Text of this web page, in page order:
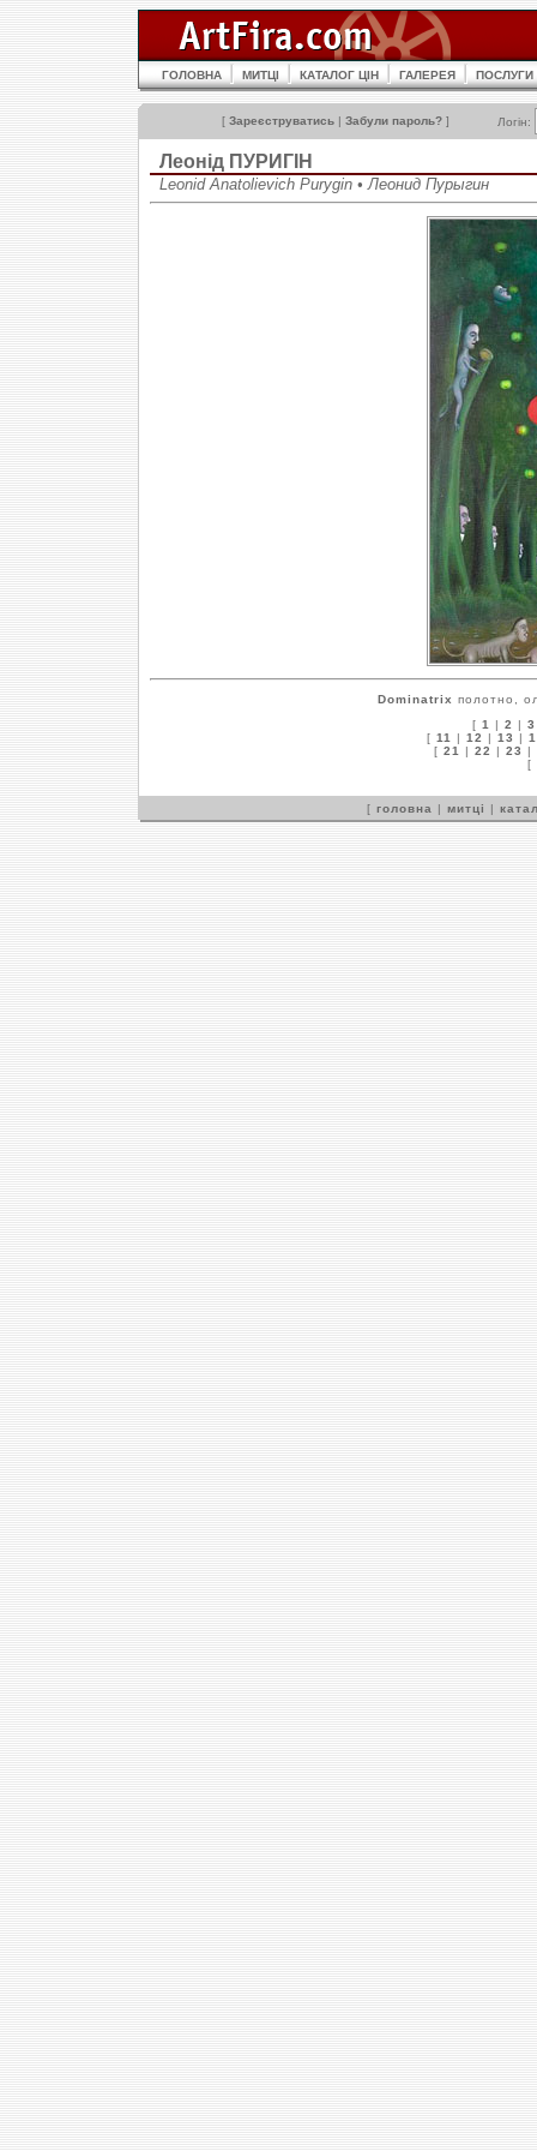
ГОЛОВНА МИТЦІ КАТАЛОГ ЦІН ГАЛЕРЕЯ ПОСЛУГИ
[ Зареєструватись | Забули пароль? ] Логін:
Леонід ПУРИГІН
Leonid Anatolievich Purygin • Леонид Пурыгин
Dominatrix полотно,
[ 1 | 2 | 3
[ 11 | 12 | 13 |
[ 21 | 22 | 23
|
[
[ головна | митці |